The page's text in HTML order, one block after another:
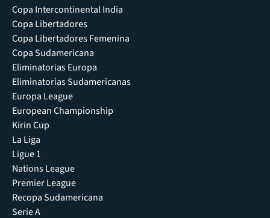
Copa Intercontinental India
Copa Libertadores
Copa Libertadores Femenina
Copa Sudamericana
Eliminatorias Europa
Eliminatorias Sudamericanas
Europa League
European Championship
Kirin Cup
La Liga
Ligue 1
Nations League
Premier League
Recopa Sudamericana
Serie A